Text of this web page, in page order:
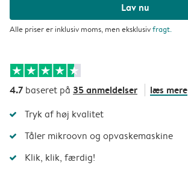
Lav nu
Alle priser er inklusiv moms, men eksklusivfragt.
4.7 baseret på 35 anmeldelser læs mere
Tryk af høj kvalitet
Tåler mikroovn og opvaskemaskine
Klik, klik, færdig!